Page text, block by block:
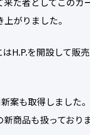
がりました。
H.P.を開設して販
案も取得しました。
商品も扱っておりま